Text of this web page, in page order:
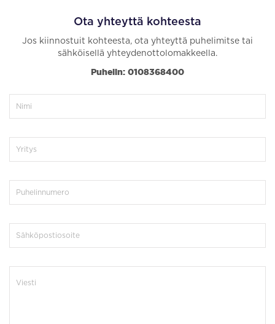
Ota yhteyttä kohteesta
Jos kiinnostuit kohteesta, ota yhteyttä puhelimitse tai
sähköisellä yhteydenottolomakkeella.
Puhelin: 0108368400